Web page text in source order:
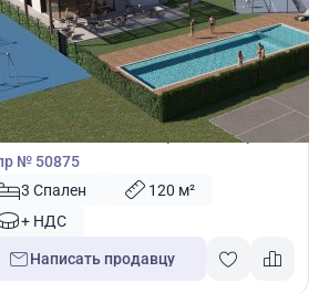
507 000
с 3 спальнями в Перволия, Ларнака,
№ 50875
3 Спален
120 м²
+ НДС
Написать продавцу